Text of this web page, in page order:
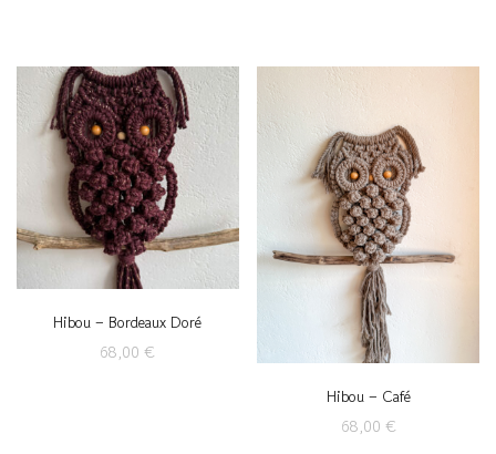
Hibou – Bordeaux Doré
68,00€
Hibou – Café
68,00 €